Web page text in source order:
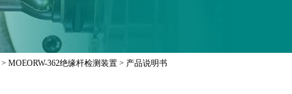
> MOEORW-362绝缘杆检测装置 > 产品说明书